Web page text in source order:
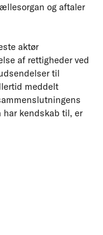
og aftaler
aktør
af rettigheder ved
til
meddelt
kendskab til, er